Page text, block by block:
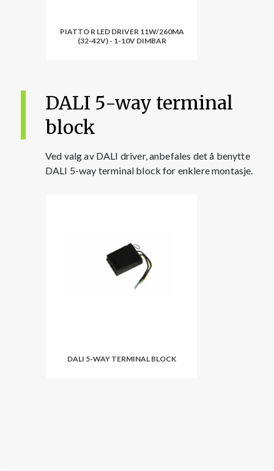
PIATTO R LED DRIVER 11W/260MA
(32-42V) - 1-10V DIMBAR
DALI 5-way terminal
block
Ved valg av DALI driver, anbefales det å benytte
DALI 5-way terminal block for enklere montasje.
DALI 5-WAY TERMINAL BLOCK